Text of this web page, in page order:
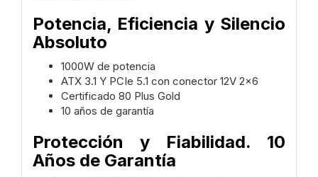
Potencia, Eficiencia y Silencio
Absoluto
1000W de potencia
ATX 3.1 Y PCIe 5.1 con conector 12V 2x6
Certificado 80 Plus Gold
10 años de garantía
Protección y Fiabilidad. 10
Años de Garantía